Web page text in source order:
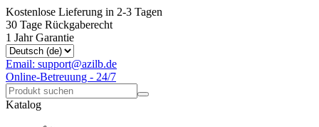
Kostenlose Lieferung in 2-3 Tagen
30 Tage Rückgaberecht
1 Jahr Garantie
Email: support@azilb.de
Online-Betreuung - 24/7
Katalog